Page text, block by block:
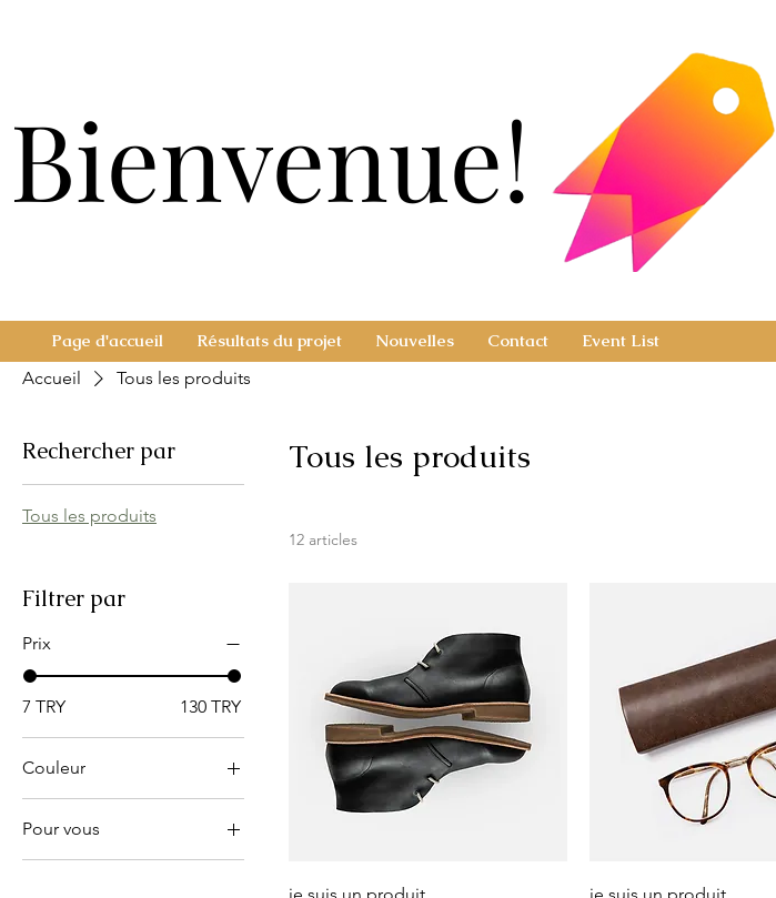
Bienvenue!
Bienvenue!
Page d'accueil Résultats du projet Nouvelles Contact
Event List
Accueil
Tous les produits
Rechercher par
Tous les produits
Filtrer par
Prix
7 TRY 130 TRY
Couleur
Pour vous
Tous les produits
12 articles